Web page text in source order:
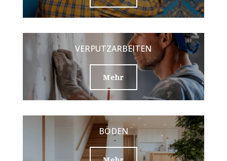
VERPUTZARBEITEN
Mehr
BÖDEN